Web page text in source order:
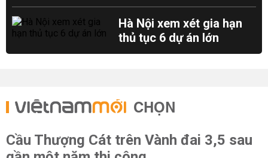
Hà Nội xem xét gia hạn
thủ tục 6 dự án lớn
CHỌN
Cầu Thượng Cát trên Vành đai 3,5 sau